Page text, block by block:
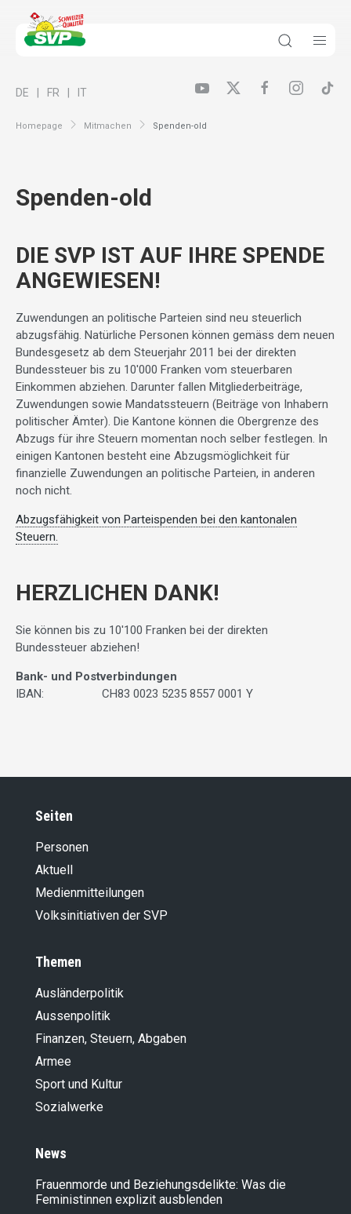
Homepage Mitmachen Spenden-old
DE FR IT
Spenden-old
DIE SVP IST AUF IHRE SPENDE
ANGEWIESEN!
Zuwendungen an politische Parteien sind neu steuerlich
abzugsfähig. Natürliche Personen können gemäss dem neuen
Bundesgesetz ab dem Steuerjahr 2011 bei der direkten
Bundessteuer bis zu 10'000 Franken vom steuerbaren
Einkommen abziehen. Darunter fallen Mitgliederbeiträge,
Zuwendungen sowie Mandatssteuern (Beiträge von Inhabern
politischer Ämter). Die Kantone können die Obergrenze des
Abzugs für ihre Steuern momentan noch selber festlegen. In
einigen Kantonen besteht eine Abzugsmöglichkeit für
finanzielle Zuwendungen an politische Parteien, in anderen
noch nicht.
Abzugsfähigkeit von Parteispenden bei den kantonalen
Steuern.
HERZLICHEN DANK!
Sie können bis zu 10'100 Franken bei der direkten
Bundessteuer abziehen!
Bank- und Postverbindungen
IBAN:
CH83 0023 5235 8557 0001 Y
Seiten
Personen
Aktuell
Medienmitteilungen
Volksinitiativen der SVP
Themen
Ausländer­politik
Aussenpolitik
Finanzen, Steuern, Abgaben
Armee
Sport und Kultur
Sozialwerke
News
Frauenmorde und Beziehungsdelikte: Was die
Feministinnen explizit ausblenden